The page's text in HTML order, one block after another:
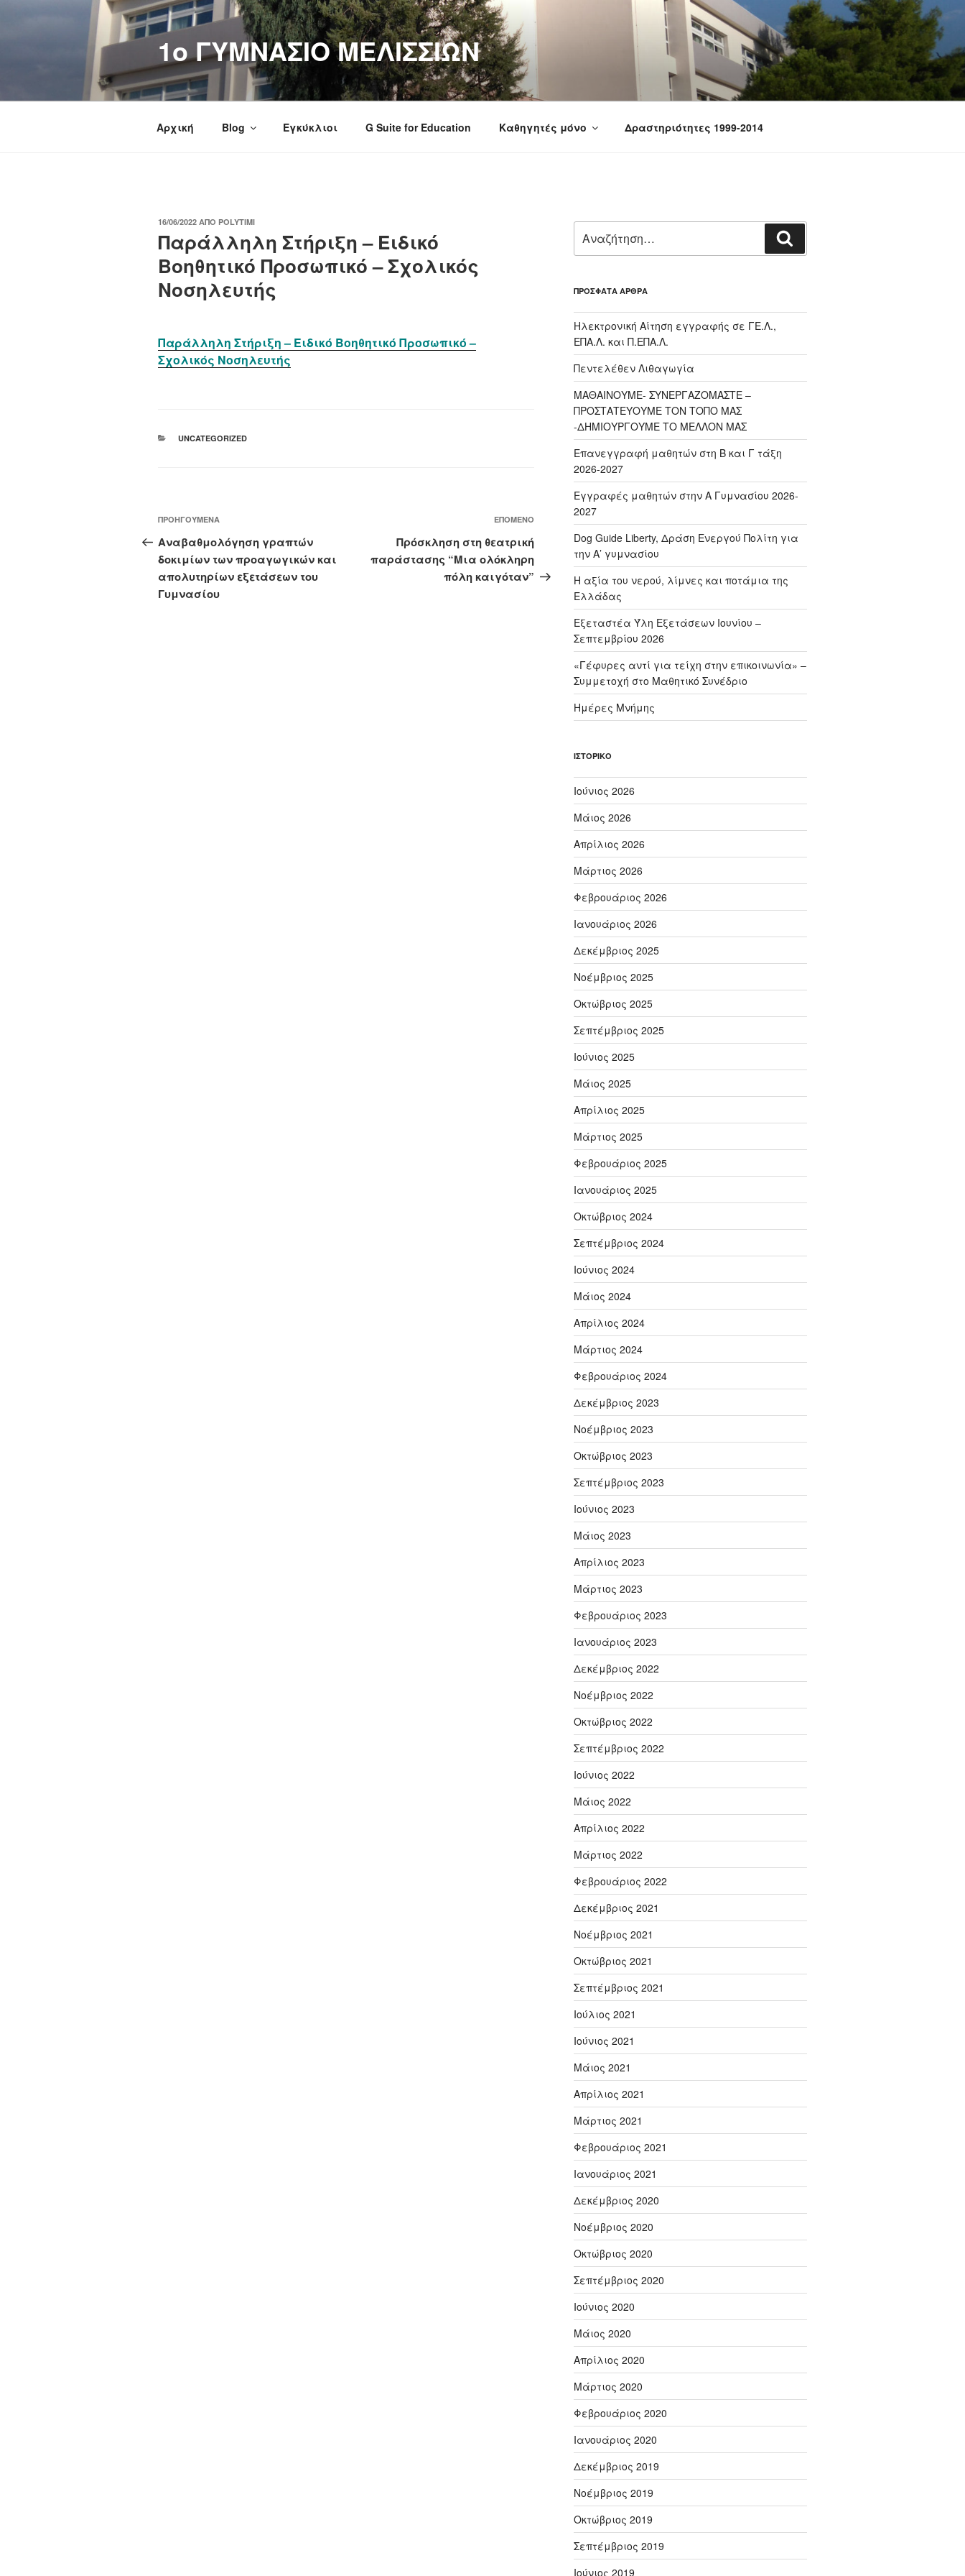
1o ΓΥΜΝΑΣΙΟ ΜΕΛΙΣΣΙΩΝ
Αρχική Blog Εγκύκλιοι G Suite for Education Καθηγητές μόνο Δραστηριότητες 1999-2014
ΔΗΜΟΣΙΕΎΤΗΚΕ
16/06/2022 ΑΠΌ POLYTIMI
Παράλληλη Στήριξη – Ειδικό
Βοηθητικό Προσωπικό – Σχολικός
Νοσηλευτής
Παράλληλη Στήριξη – Ειδικό Βοηθητικό Προσωπικό –
Σχολικός Νοσηλευτής
ΚΑΤΗΓΟΡΊΕΣ
UNCATEGORIZED
Πλοήγηση
άρθρων
Προηγούμενο
άρθρο
ΠΡΟΗΓΟΎΜΕΝΑ
Αναβαθμολόγηση γραπτών
δοκιμίων των προαγωγικών και
απολυτηρίων εξετάσεων του
Γυμνασίου
Επόμενο
άρθρο
ΕΠΌΜΕΝΟ
Πρόσκληση στη θεατρική
παράστασης “Μια ολόκληρη
πόλη καιγόταν”
για:
ΠΡΌΣΦΑΤΑ ΆΡΘΡΑ
Ηλεκτρονική Αίτηση εγγραφής σε ΓΕ.Λ.,
ΕΠΑ.Λ. και Π.ΕΠΑ.Λ.
Πεντελέθεν Λιθαγωγία
ΜΑΘΑΙΝΟΥΜΕ- ΣΥΝΕΡΓΑΖΟΜΑΣΤΕ –
ΠΡΟΣΤΑΤΕΥΟΥΜΕ ΤΟΝ ΤΟΠΟ ΜΑΣ
-ΔΗΜΙΟΥΡΓΟΥΜΕ ΤΟ ΜΕΛΛΟΝ ΜΑΣ
Επανεγγραφή μαθητών στη Β και Γ τάξη
2026-2027
Εγγραφές μαθητών στην Α Γυμνασίου 2026-
2027
Dog Guide Liberty, Δράση Ενεργού Πολίτη για
την Α’ γυμνασίου
H αξία του νερού, λίμνες και ποτάμια της
Ελλάδας
Εξεταστέα Ύλη Εξετάσεων Ιουνίου –
Σεπτεμβρίου 2026
«Γέφυρες αντί για τείχη στην επικοινωνία» –
Συμμετοχή στο Μαθητικό Συνέδριο
Ημέρες Μνήμης
ΙΣΤΟΡΙΚΌ
Ιούνιος 2026
Μάιος 2026
Απρίλιος 2026
Μάρτιος 2026
Φεβρουάριος 2026
Ιανουάριος 2026
Δεκέμβριος 2025
Νοέμβριος 2025
Οκτώβριος 2025
Σεπτέμβριος 2025
Ιούνιος 2025
Μάιος 2025
Απρίλιος 2025
Μάρτιος 2025
Φεβρουάριος 2025
Ιανουάριος 2025
Οκτώβριος 2024
Σεπτέμβριος 2024
Ιούνιος 2024
Μάιος 2024
Απρίλιος 2024
Μάρτιος 2024
Φεβρουάριος 2024
Δεκέμβριος 2023
Νοέμβριος 2023
Οκτώβριος 2023
Σεπτέμβριος 2023
Ιούνιος 2023
Μάιος 2023
Απρίλιος 2023
Μάρτιος 2023
Φεβρουάριος 2023
Ιανουάριος 2023
Δεκέμβριος 2022
Νοέμβριος 2022
Οκτώβριος 2022
Σεπτέμβριος 2022
Ιούνιος 2022
Μάιος 2022
Απρίλιος 2022
Μάρτιος 2022
Φεβρουάριος 2022
Δεκέμβριος 2021
Νοέμβριος 2021
Οκτώβριος 2021
Σεπτέμβριος 2021
Ιούλιος 2021
Ιούνιος 2021
Μάιος 2021
Απρίλιος 2021
Μάρτιος 2021
Φεβρουάριος 2021
Ιανουάριος 2021
Δεκέμβριος 2020
Νοέμβριος 2020
Οκτώβριος 2020
Σεπτέμβριος 2020
Ιούνιος 2020
Μάιος 2020
Απρίλιος 2020
Μάρτιος 2020
Φεβρουάριος 2020
Ιανουάριος 2020
Δεκέμβριος 2019
Νοέμβριος 2019
Οκτώβριος 2019
Σεπτέμβριος 2019
Ιούνιος 2019